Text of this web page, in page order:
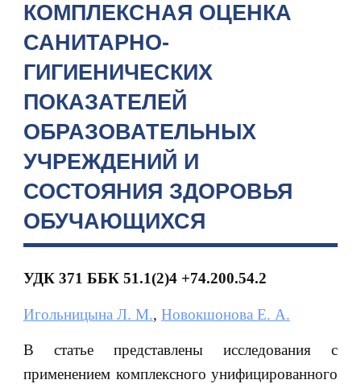
КОМПЛЕКСНАЯ ОЦЕНКА
САНИТАРНО-
ГИГИЕНИЧЕСКИХ
ПОКАЗАТЕЛЕЙ
ОБРАЗОВАТЕЛЬНЫХ
УЧРЕЖДЕНИЙ И
СОСТОЯНИЯ ЗДОРОВЬЯ
ОБУЧАЮЩИХСЯ
УДК 371 ББК 51.1(2)4 +74.200.54.2
Игольницына Л. М., Новокшонова Е. А.
В статье представлены исследования с
применением комплексного унифицированного